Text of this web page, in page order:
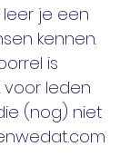
je een
kennen.
is
voor leden
(nog) niet